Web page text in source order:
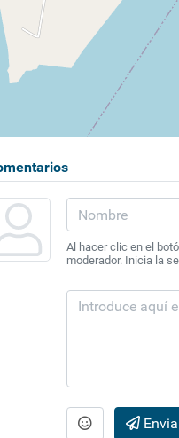
Al hacer clic en el
moderador. Inicia la